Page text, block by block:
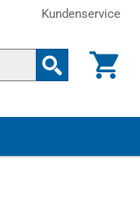
Kundenservice